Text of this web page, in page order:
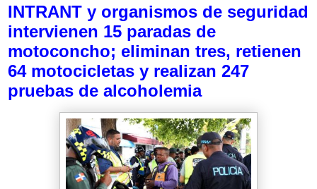
INTRANT y organismos de seguridad
intervienen 15 paradas de
motoconcho; eliminan tres, retienen
64 motocicletas y realizan 247
pruebas de alcoholemia